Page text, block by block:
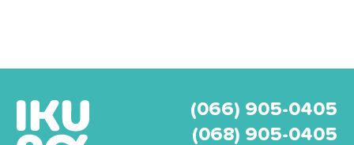
(066) 905-0405
(068) 905-0405